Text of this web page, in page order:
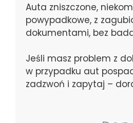
Auta zniszczone,
powypadkowe, z
dokumentami, bez
Jeśli masz problem z
w przypadku aut
zadzwoń i zapytaj –